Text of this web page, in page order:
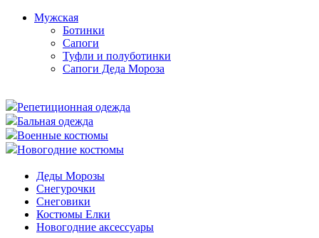
Мужская
Ботинки
Сапоги
Туфли и полуботинки
Сапоги Деда Мороза
Репетиционная одежда
Бальная одежда
Военные костюмы
Новогодние костюмы
Деды Морозы
Снегурочки
Снеговики
Костюмы Елки
Новогодние аксессуары